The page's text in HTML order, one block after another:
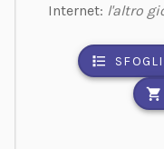
Internet: l'altro